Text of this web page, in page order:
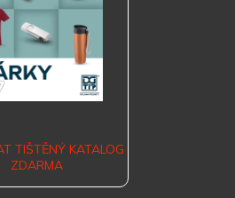
TIŠTĚNÝ KATALOG
ZDARMA